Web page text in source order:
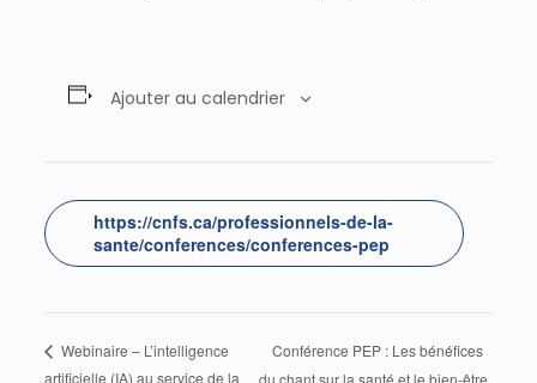
Ajouter au calendrier
https://cnfs.ca/professionnels-de-la-
sante/conferences/conferences-pep
Webinaire – L’intelligence
artificielle (IA) au service de la
Conférence PEP : Les bénéfices
du chant sur la santé et le bien-être